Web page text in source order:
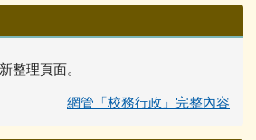
整理頁面。
網管「校務行政」完整內容